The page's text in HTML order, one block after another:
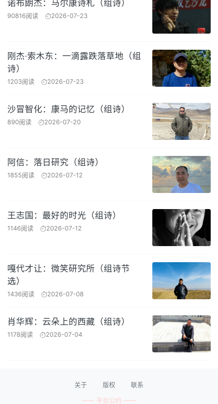
诺布朗杰：马尔康诗札（组诗）
90816阅读 2026-07-23
刚杰·索木东：一滴露跌落草地（组
诗）
1203阅读 2026-07-23
沙冒智化：康马的记忆（组诗）
890阅读 2026-07-20
阿信：落日研究（组诗）
1855阅读 2026-07-12
王志国：最好的时光（组诗）
1146阅读 2026-07-12
嘎代才让：微笑研究所（组诗节
选）
1436阅读 2026-07-08
肖华辉：云朵上的西藏（组诗）
1178阅读 2026-07-04
关于 版权 联系
—— 平台公约 ——